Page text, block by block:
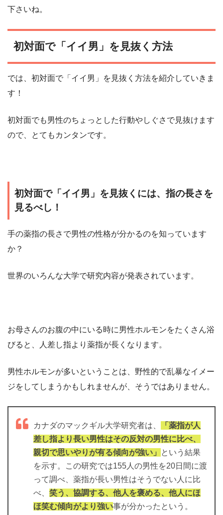
下さいね。
初対面で「イイ男」を見抜く方法
では、初対面で「イイ男」を見抜く方法を紹介していきま
す！
初対面でも男性のちょっとした行動やしぐさで見抜けます
ので、とてもカンタンです。
初対面で「イイ男」を見抜くには、指の長さを
見るべし！
手の薬指の長さで男性の性格が分かるのを知っています
か？
世界のいろんな大学で研究内容が発表されています。
お母さんのお腹の中にいる時に男性ホルモンをたくさん浴
びると、人差し指より薬指が長くなります。
男性ホルモンが多いということは、野性的で乱暴なイメー
ジをしてしまうかもしれませんが、そうではありません。
カナダのマックギル大学研究者は、
「薬指が人
差し指より長い男性はその反対の男性に比べ、
親切で思いやりが有る傾向が強い」
という結果
を示す。この研究では155人の男性を20日間に渡
って調べ、薬指が長い男性はそうでない人に比
べ、 笑う、協調する、他人を褒める、他人にほ
ほ笑む傾向がより強い事が分かったという。